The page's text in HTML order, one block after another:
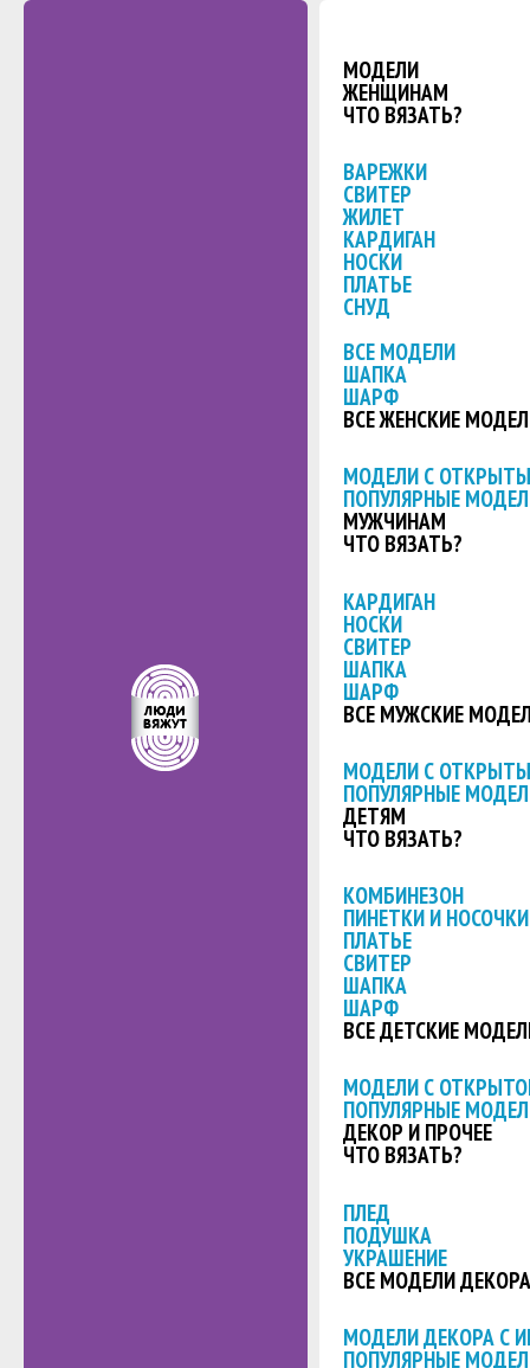
МОДЕЛИ
ЖЕНЩИНАМ
ЧТО ВЯЗАТЬ?
ВАРЕЖКИ
СВИТЕР
ЖИЛЕТ
КАРДИГАН
НОСКИ
ПЛАТЬЕ
СНУД
ВСЕ МОДЕЛИ
ШАПКА
ШАРФ
ВСЕ ЖЕНСКИЕ
МОДЕЛИ С
ПОПУЛЯРНЫЕ
МУЖЧИНАМ
ЧТО ВЯЗАТЬ?
КАРДИГАН
НОСКИ
СВИТЕР
ШАПКА
ШАРФ
ВСЕ МУЖСКИЕ
МОДЕЛИ С
ПОПУЛЯРНЫЕ
ДЕТЯМ
ЧТО ВЯЗАТЬ?
КОМБИНЕЗОН
ПИНЕТКИ И НОСОЧКИ
ПЛАТЬЕ
СВИТЕР
ШАПКА
ШАРФ
ВСЕ ДЕТСКИЕ
МОДЕЛИ С
ПОПУЛЯРНЫЕ
ДЕКОР И ПРОЧЕЕ
ЧТО ВЯЗАТЬ?
ПЛЕД
ПОДУШКА
УКРАШЕНИЕ
ВСЕ МОДЕЛИ ДЕКОРА
МОДЕЛИ ДЕКОРА С
ПОПУЛЯРНЫЕ